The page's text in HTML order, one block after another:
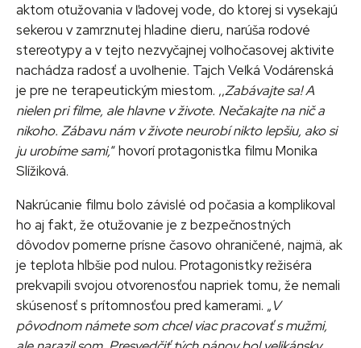
aktom otužovania v ľadovej vode, do ktorej si vysekajú
sekerou v zamrznutej hladine dieru, narúša rodové
stereotypy a v tejto nezvyčajnej voľnočasovej aktivite
nachádza radosť a uvoľnenie. Tajch Veľká Vodárenská
je pre ne terapeutickým miestom. ,,Zabávajte sa! A
nielen pri filme, ale hlavne v živote. Nečakajte na nič a
nikoho. Zábavu nám v živote neurobí nikto lepšiu, ako si
ju urobíme sami,“ hovorí protagonistka filmu Monika
Slížiková.
Nakrúcanie filmu bolo závislé od počasia a komplikoval
ho aj fakt, že otužovanie je z bezpečnostných
dôvodov pomerne prísne časovo ohraničené, najmä, ak
je teplota hlbšie pod nulou. Protagonistky režiséra
prekvapili svojou otvorenosťou napriek tomu, že nemali
skúsenosť s prítomnosťou pred kamerami. „V
pôvodnom námete som chcel viac pracovať s mužmi,